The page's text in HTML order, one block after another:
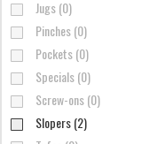
Jugs (0)
Pinches (0)
Pockets (0)
Specials (0)
Screw-ons (0)
Slopers (2)